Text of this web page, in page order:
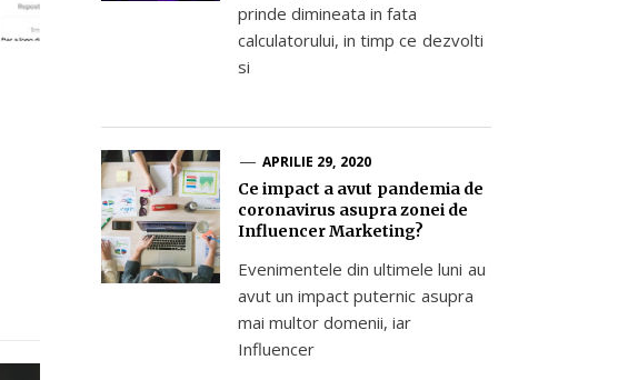
prinde dimineata in fata
calculatorului, in timp ce dezvolti
si
APRILIE 29, 2020
Ce impact a avut pandemia de
coronavirus asupra zonei de
Influencer Marketing?
Evenimentele din ultimele luni au
avut un impact puternic asupra
mai multor domenii, iar
Influencer